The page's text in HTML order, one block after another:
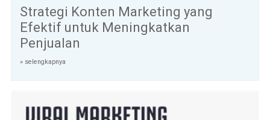
Strategi Konten Marketing yang
Efektif untuk Meningkatkan
Penjualan
» selengkapnya